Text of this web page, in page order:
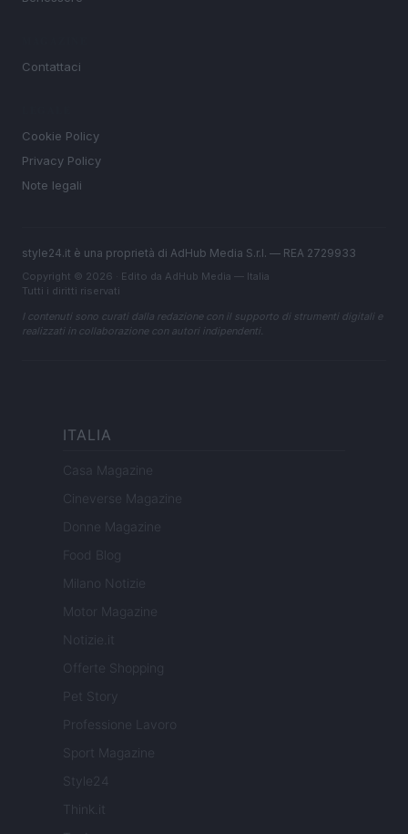
Contattaci
Cookie Policy
Privacy Policy
Note legali
style24.it è una proprietà di AdHub Media S.r.l. — REA 2729933
Copyright © 2026 · Edito da AdHub Media — Italia
Tutti i diritti riservati
I contenuti sono curati dalla redazione con il supporto di strumenti digitali e
realizzati in collaborazione con autori indipendenti.
ITALIA
Casa Magazine
Cineverse Magazine
Donne Magazine
Food Blog
Milano Notizie
Motor Magazine
Notizie.it
Offerte Shopping
Pet Story
Professione Lavoro
Sport Magazine
Style24
Think.it